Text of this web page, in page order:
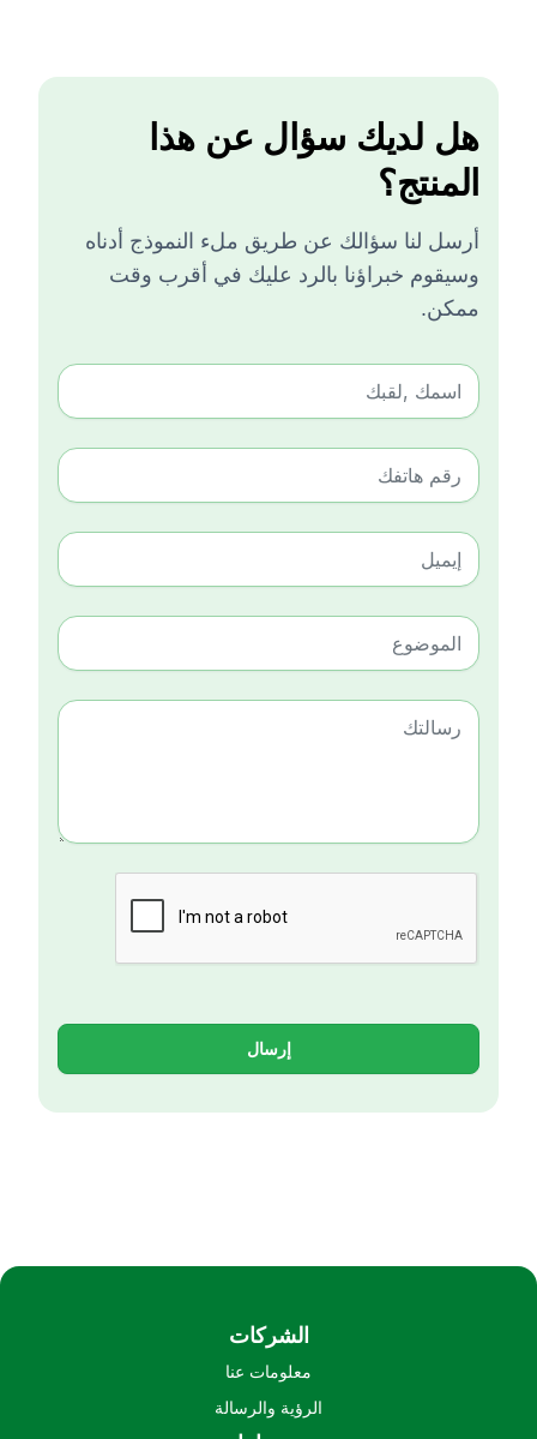
هل لديك سؤال عن هذا
المنتج؟
أرسل لنا سؤالك عن طريق ملء النموذج أدناه
وسيقوم خبراؤنا بالرد عليك في أقرب وقت
ممكن.
إرسال
الشركات
معلومات عنا
الرؤية والرسالة